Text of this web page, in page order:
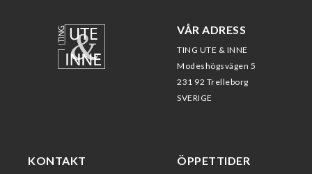
VÅR ADRESS
TING UTE & INNE
Modeshögsvägen 5
231 92 Trelleborg
SVERIGE
KONTAKT ÖPPETTIDER